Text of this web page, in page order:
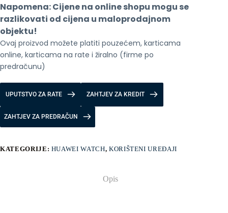
Napomena: Cijene na online shopu mogu se
razlikovati od cijena u maloprodajnom
objektu!
Ovaj proizvod možete platiti pouzećem, karticama
online, karticama na rate i žiralno (firme po
predračunu)
UPUTSTVO ZA RATE ZAHTJEV ZA KREDIT
ZAHTJEV ZA PREDRAČUN
KATEGORIJE: HUAWEI WATCH, KORIŠTENI UREĐAJI
Opis